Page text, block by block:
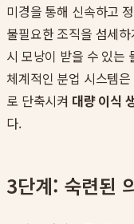
미경을 통해 신속하고
불필요한 조직을 섬세
시 모낭이 받을 수 있는
체계적인 분업 시스템
로 단축시켜 대량 이식
다.
3단계: 숙련된